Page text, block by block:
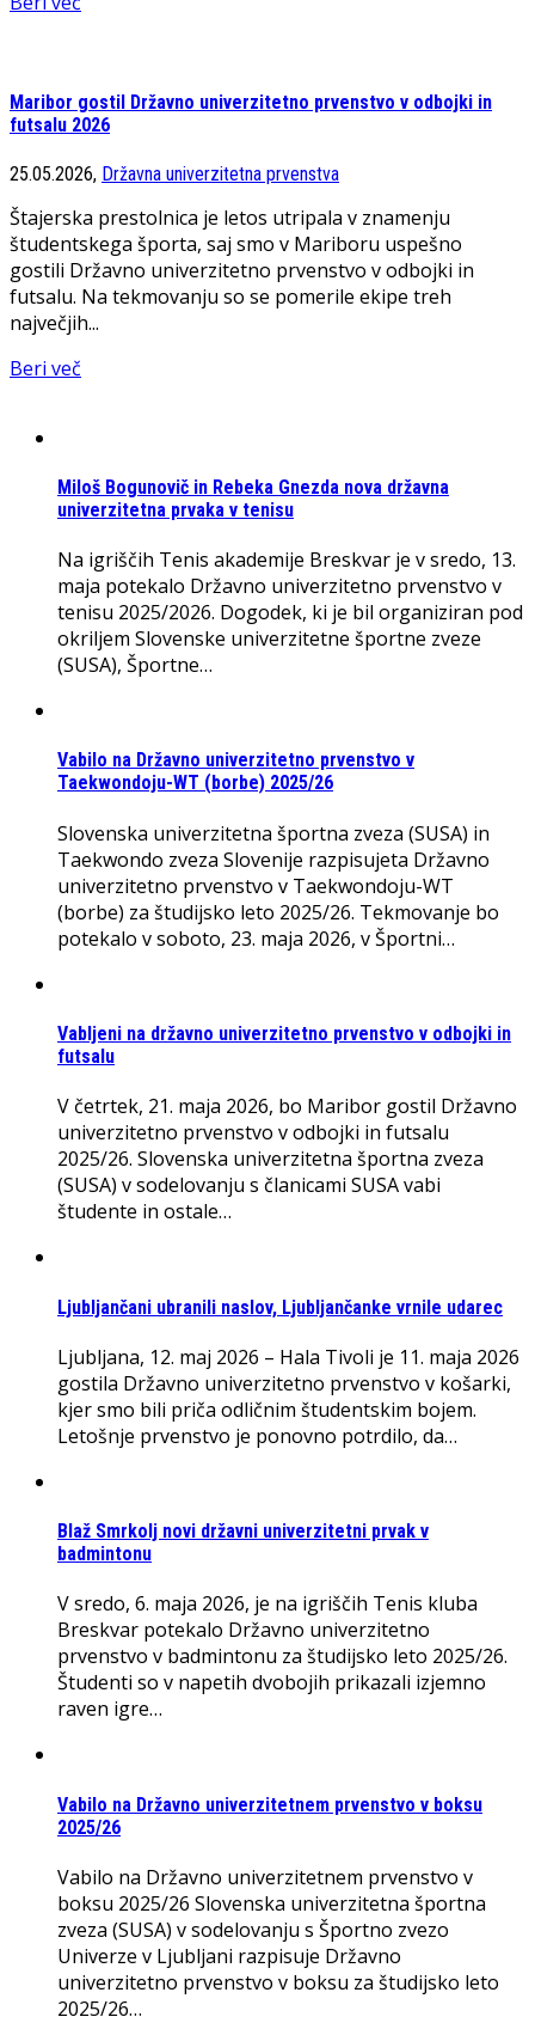
Maribor gostil Državno univerzitetno prvenstvo v odbojki in
futsalu 2026
25.05.2026, Državna univerzitetna prvenstva
Štajerska prestolnica je letos utripala v znamenju
študentskega športa, saj smo v Mariboru uspešno
gostili Državno univerzitetno prvenstvo v odbojki in
futsalu. Na tekmovanju so se pomerile ekipe treh
največjih...
Beri več
Miloš Bogunovič in Rebeka Gnezda nova državna
univerzitetna prvaka v tenisu
Na igriščih Tenis akademije Breskvar je v sredo, 13.
maja potekalo Državno univerzitetno prvenstvo v
tenisu 2025/2026. Dogodek, ki je bil organiziran pod
okriljem Slovenske univerzitetne športne zveze
(SUSA), Športne…
Vabilo na Državno univerzitetno prvenstvo v
Taekwondoju-WT (borbe) 2025/26
Slovenska univerzitetna športna zveza (SUSA) in
Taekwondo zveza Slovenije razpisujeta Državno
univerzitetno prvenstvo v Taekwondoju-WT
(borbe) za študijsko leto 2025/26. Tekmovanje bo
potekalo v soboto, 23. maja 2026, v Športni…
Vabljeni na državno univerzitetno prvenstvo v odbojki in
futsalu
V četrtek, 21. maja 2026, bo Maribor gostil Državno
univerzitetno prvenstvo v odbojki in futsalu
2025/26. Slovenska univerzitetna športna zveza
(SUSA) v sodelovanju s članicami SUSA vabi
študente in ostale…
Ljubljančani ubranili naslov, Ljubljančanke vrnile udarec
Ljubljana, 12. maj 2026 – Hala Tivoli je 11. maja 2026
gostila Državno univerzitetno prvenstvo v košarki,
kjer smo bili priča odličnim študentskim bojem.
Letošnje prvenstvo je ponovno potrdilo, da…
Blaž Smrkolj novi državni univerzitetni prvak v
badmintonu
V sredo, 6. maja 2026, je na igriščih Tenis kluba
Breskvar potekalo Državno univerzitetno
prvenstvo v badmintonu za študijsko leto 2025/26.
Študenti so v napetih dvobojih prikazali izjemno
raven igre…
Vabilo na Državno univerzitetnem prvenstvo v boksu
2025/26
Vabilo na Državno univerzitetnem prvenstvo v
boksu 2025/26 Slovenska univerzitetna športna
zveza (SUSA) v sodelovanju s Športno zvezo
Univerze v Ljubljani razpisuje Državno
univerzitetno prvenstvo v boksu za študijsko leto
2025/26…